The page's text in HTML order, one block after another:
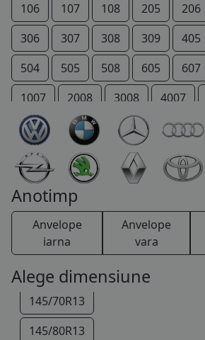
106 107 108 205 206
306
307 308 309 405
504
505 508 605 607
1007
2008 3008 4007
206 +
207 + Bipper Boxer
IOn
P 4 Partner RCZ
TRAVELLER
Anotimp
Anvelope
iarna
Anvelope
vara
Alege dimensiune
145/70R13
145/80R13